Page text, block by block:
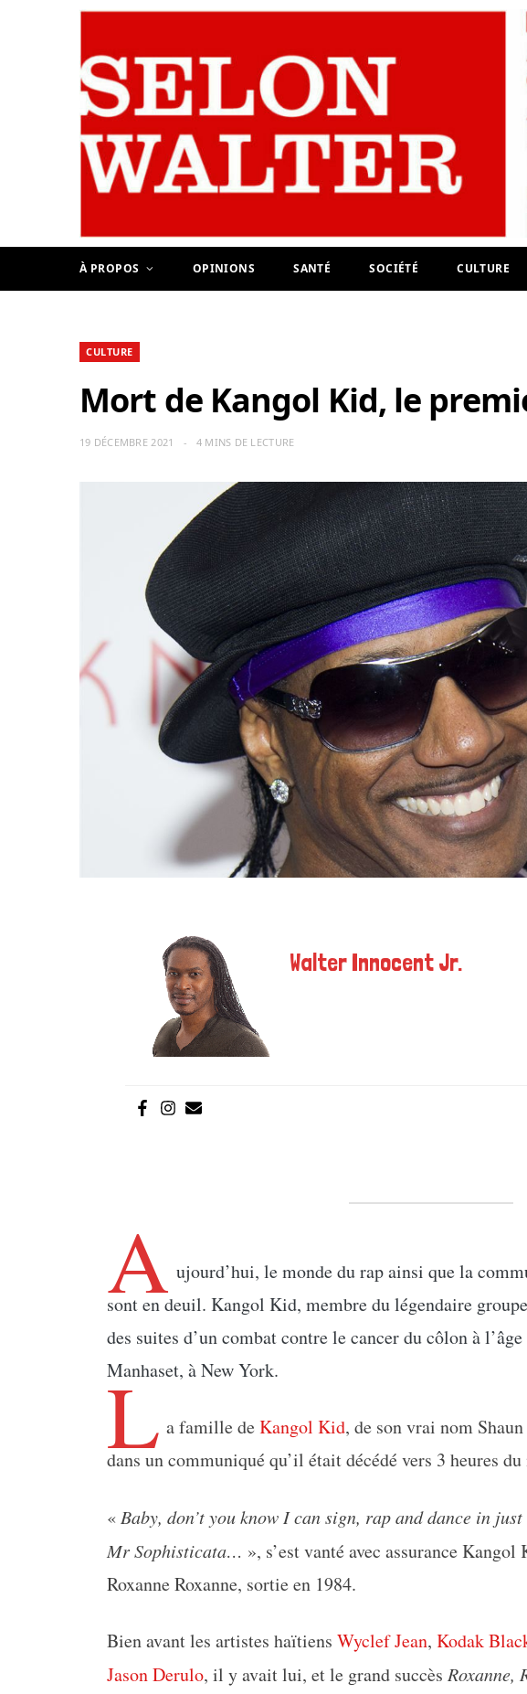
À PROPOS OPINIONS SANTÉ SOCIÉTÉ CULTURE
CULTURE
Mort de Kangol Kid, le
19 DÉCEMBRE 2021 4 MINS DE LECTURE
Walter Innocent Jr.
A ujourd’hui, le monde du rap ainsi que la
sont en deuil. Kangol Kid, membre du légendaire
des suites d’un combat contre le cancer du côlon à
Manhaset, à New York.
L a famille deKangol Kid, de son vrai nom
dans un communiqué qu’il était décédé vers 3 heures
«Baby, don’t you knowI can sign, rap and dance in just
Mr Sophisticata… », s’est vanté avec assurance
Roxanne Roxanne, sortie en 1984.
Bien avant les artistes haïtiens Wyclef Jean, Kodak
Jason Derulo, il y avait lui, et le grand succès Roxanne,